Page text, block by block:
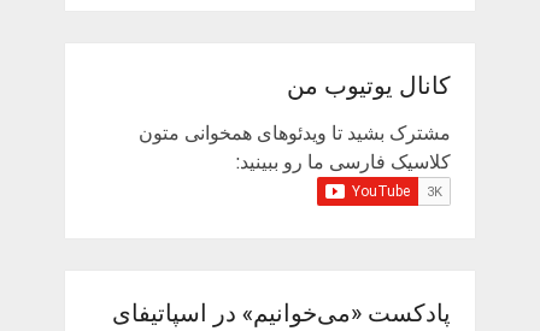
کانال یوتیوب من
مشترک بشید تا ویدئوهای همخوانی متون
کلاسیک فارسی ما رو ببینید:
پادکست «می‌خوانیم» در اسپاتیفای